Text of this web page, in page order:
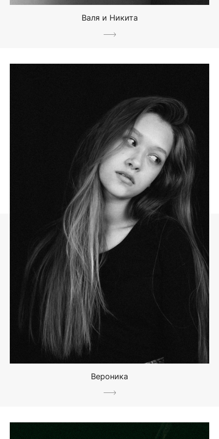
Валя и Никита
Вероника